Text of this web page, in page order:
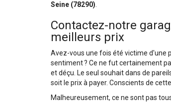
Seine (78290)
Contactez-notre
meilleurs prix
Avez-vous une fois été victime d'une
sentiment ? Ce ne fut certainement
et déçu. Le seul souhait dans de
soit le prix à payer. Conscients de
Malheureusement, ce ne sont pas